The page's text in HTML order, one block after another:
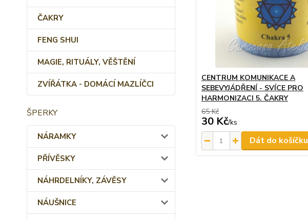
ČAKRY
FENG SHUI
MAGIE, RITUÁLY, VĚŠTĚNÍ
ZVÍŘÁTKA - DOMÁCÍ MAZLÍČCI
ŠPERKY
NÁRAMKY
PŘÍVĚSKY
NÁHRDELNÍKY, ZÁVĚSY
NÁUŠNICE
CENTRUM KOMUNIKACE A
SEBEVYJÁDŘENÍ - SVÍCE PRO
HARMONIZACI 5. ČAKRY
65 Kč
30 Kč/ks
Dát do košíčku